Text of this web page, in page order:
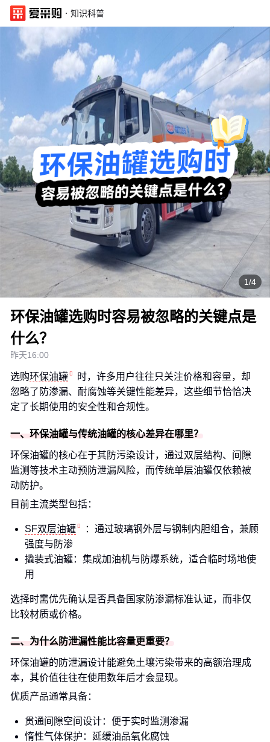
· 知识科普
1/4
环保油罐选购时容易被忽略的关键点是
什么？
昨天16:00
选购环保油罐
时，许多用户往往只关注价格和容量，却
忽略了防渗漏、耐腐蚀等关键性能差异，这些细节恰恰决
定了长期使用的安全性和合规性。
一、环保油罐与传统油罐的核心差异在哪里？
环保油罐的核心在于其防污染设计，通过双层结构、间隙
监测等技术主动预防泄漏风险，而传统单层油罐仅依赖被
动防护。
目前主流类型包括：
SF双层油罐
：通过玻璃钢外层与钢制内胆组合，兼顾
强度与防渗
撬装式油罐：集成加油机与防爆系统，适合临时场地使
用
选择时需优先确认是否具备国家防渗漏标准认证，而非仅
比较材质或价格。
二、为什么防泄漏性能比容量更重要？
环保油罐的防泄漏设计能避免土壤污染带来的高额治理成
本，其价值往往在使用数年后才会显现。
优质产品通常具备：
贯通间隙空间设计：便于实时监测渗漏
惰性气体保护：延缓油品氧化腐蚀